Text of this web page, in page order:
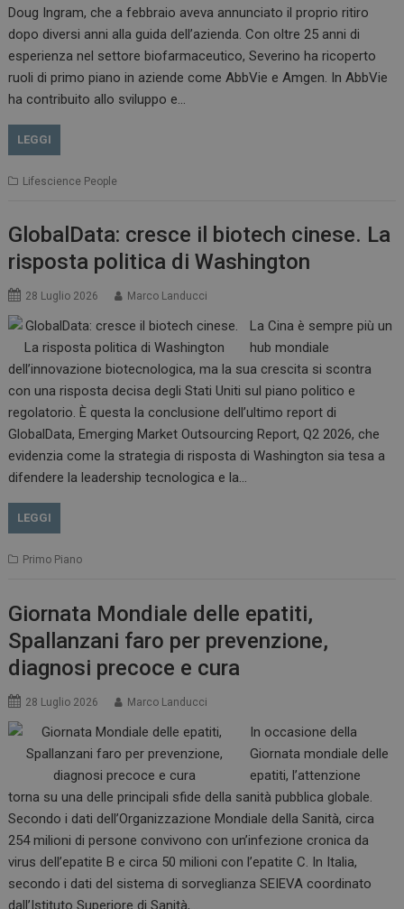
Doug Ingram, che a febbraio aveva annunciato il proprio ritiro
dopo diversi anni alla guida dell’azienda. Con oltre 25 anni di
esperienza nel settore biofarmaceutico, Severino ha ricoperto
ruoli di primo piano in aziende come AbbVie e Amgen. In AbbVie
ha contribuito allo sviluppo e…
LEGGI
Lifescience People
GlobalData: cresce il biotech cinese. La
risposta politica di Washington
28 Luglio 2026 Marco Landucci
La Cina è sempre più un
hub mondiale
dell’innovazione biotecnologica, ma la sua crescita si scontra
con una risposta decisa degli Stati Uniti sul piano politico e
regolatorio. È questa la conclusione dell’ultimo report di
GlobalData, Emerging Market Outsourcing Report, Q2 2026, che
evidenzia come la strategia di risposta di Washington sia tesa a
difendere la leadership tecnologica e la…
LEGGI
Primo Piano
Giornata Mondiale delle epatiti,
Spallanzani faro per prevenzione,
diagnosi precoce e cura
28 Luglio 2026 Marco Landucci
In occasione della
Giornata mondiale delle
epatiti, l’attenzione
torna su una delle principali sfide della sanità pubblica globale.
Secondo i dati dell’Organizzazione Mondiale della Sanità, circa
254 milioni di persone convivono con un’infezione cronica da
virus dell’epatite B e circa 50 milioni con l’epatite C. In Italia,
secondo i dati del sistema di sorveglianza SEIEVA coordinato
dall’Istituto Superiore di Sanità,…